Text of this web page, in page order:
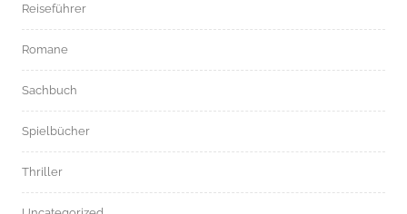
Reiseführer
Romane
Sachbuch
Spielbücher
Thriller